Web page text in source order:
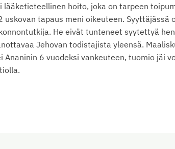
lääketieteellinen hoito, joka on tarpeen
uskovan tapaus meni oikeuteen. Syyttäjässä
He eivät tunteneet syytettyä
Jehovan todistajista yleensä.
6 vuodeksi vankeuteen, tuomio jäi